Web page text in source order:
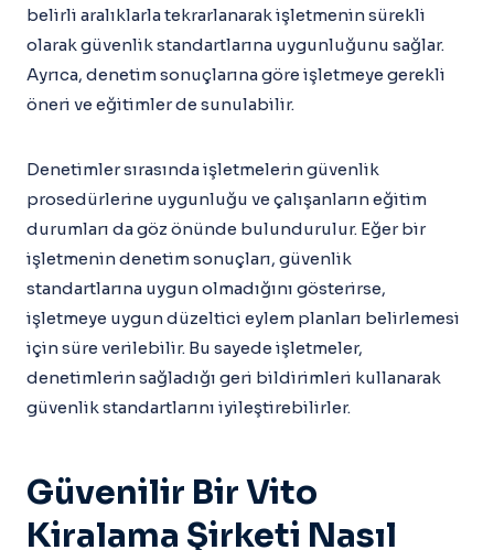
belirli aralıklarla tekrarlanarak işletmenin sürekli
olarak güvenlik standartlarına uygunluğunu sağlar.
Ayrıca, denetim sonuçlarına göre işletmeye gerekli
öneri ve eğitimler de sunulabilir.
Denetimler sırasında işletmelerin güvenlik
prosedürlerine uygunluğu ve çalışanların eğitim
durumları da göz önünde bulundurulur. Eğer bir
işletmenin denetim sonuçları, güvenlik
standartlarına uygun olmadığını gösterirse,
işletmeye uygun düzeltici eylem planları belirlemesi
için süre verilebilir. Bu sayede işletmeler,
denetimlerin sağladığı geri bildirimleri kullanarak
güvenlik standartlarını iyileştirebilirler.
Güvenilir Bir Vito
Kiralama Şirketi Nasıl